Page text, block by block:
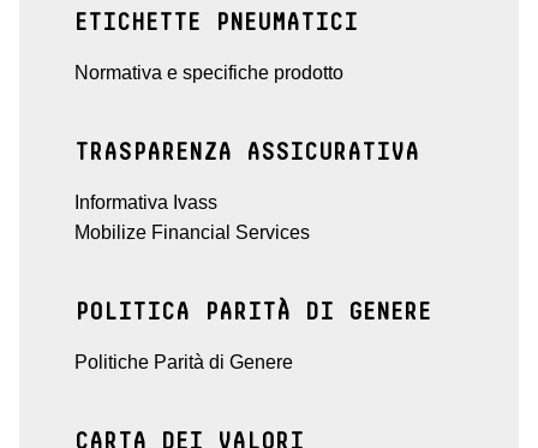
ETICHETTE PNEUMATICI
Normativa e specifiche prodotto
TRASPARENZA ASSICURATIVA
Informativa Ivass
Mobilize Financial Services
POLITICA PARITÀ DI GENERE
Politiche Parità di Genere
CARTA DEI VALORI